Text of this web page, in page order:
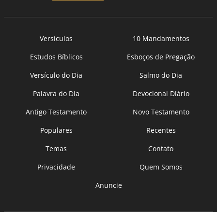
Versículos
10 Mandamentos
Estudos Bíblicos
Esboços de Pregação
Versículo do Dia
Salmo do Dia
Palavra do Dia
Devocional Diário
Antigo Testamento
Novo Testamento
Populares
Recentes
Temas
Contato
Privacidade
Quem Somos
Anuncie